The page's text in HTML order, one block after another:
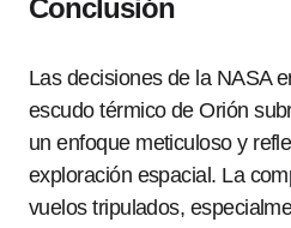
Conclusión
Las decisiones de la NASA
escudo térmico de Orión
un enfoque meticuloso y
exploración espacial. La
vuelos tripulados,